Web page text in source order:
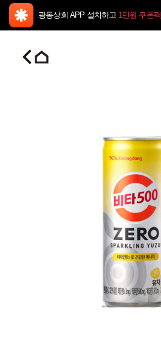
광동상회 APP 설치하고 1만원 쿠폰팩